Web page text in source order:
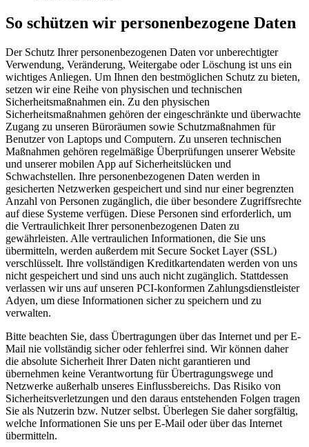
So schützen wir personenbezogene Daten
Der Schutz Ihrer personenbezogenen Daten vor unberechtigter
Verwendung, Veränderung, Weitergabe oder Löschung ist uns ein
wichtiges Anliegen. Um Ihnen den bestmöglichen Schutz zu bieten,
setzen wir eine Reihe von physischen und technischen
Sicherheitsmaßnahmen ein. Zu den physischen
Sicherheitsmaßnahmen gehören der eingeschränkte und überwachte
Zugang zu unseren Büroräumen sowie Schutzmaßnahmen für
Benutzer von Laptops und Computern. Zu unseren technischen
Maßnahmen gehören regelmäßige Überprüfungen unserer Website
und unserer mobilen App auf Sicherheitslücken und
Schwachstellen. Ihre personenbezogenen Daten werden in
gesicherten Netzwerken gespeichert und sind nur einer begrenzten
Anzahl von Personen zugänglich, die über besondere Zugriffsrechte
auf diese Systeme verfügen. Diese Personen sind erforderlich, um
die Vertraulichkeit Ihrer personenbezogenen Daten zu
gewährleisten. Alle vertraulichen Informationen, die Sie uns
übermitteln, werden außerdem mit Secure Socket Layer (SSL)
verschlüsselt. Ihre vollständigen Kreditkartendaten werden von uns
nicht gespeichert und sind uns auch nicht zugänglich. Stattdessen
verlassen wir uns auf unseren PCI-konformen Zahlungsdienstleister
Adyen, um diese Informationen sicher zu speichern und zu
verwalten.
Bitte beachten Sie, dass Übertragungen über das Internet und per E-
Mail nie vollständig sicher oder fehlerfrei sind. Wir können daher
die absolute Sicherheit Ihrer Daten nicht garantieren und
übernehmen keine Verantwortung für Übertragungswege und
Netzwerke außerhalb unseres Einflussbereichs. Das Risiko von
Sicherheitsverletzungen und den daraus entstehenden Folgen tragen
Sie als Nutzerin bzw. Nutzer selbst. Überlegen Sie daher sorgfältig,
welche Informationen Sie uns per E-Mail oder über das Internet
übermitteln.